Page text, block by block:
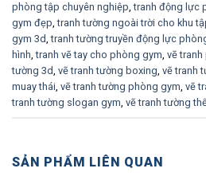
phòng tập chuyên nghiệp,tranh động lực
gym đẹp,tranh tường ngoài trời cho khu
gym 3d,tranh tường truyền động lực
hình,tranh vẽ tay cho phòng gym, vẽ
tường 3d, vẽ tranh tường boxing, vẽ tranh
muay thái, vẽ tranh tường phòng gym, vẽ
tranh tường slogan gym, vẽ tranh tường
SẢN PHẨM LIÊN QUAN